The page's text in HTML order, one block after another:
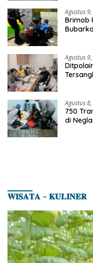
Agustus
Brimob
Agustus
Agustus
750
di
𝐖𝐈𝐒𝐀𝐓𝐀 – 𝐊𝐔𝐋𝐈𝐍𝐄𝐑